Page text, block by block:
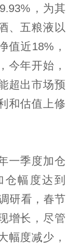
，为其
、五粮液以
值近18%，
今年开始，
超出市场预
和估值上修
一季度加仓
仓幅度达到
研看，春节
增长，尽管
幅度减少，